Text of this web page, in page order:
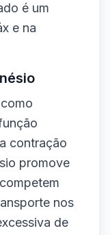
é um
e na
contração
promove
nos
de